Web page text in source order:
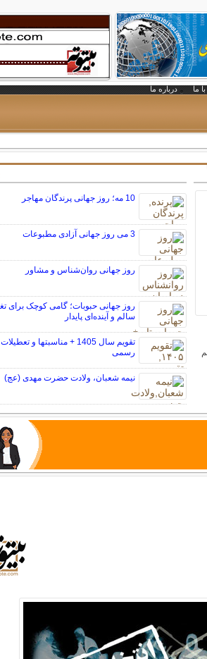
ما درباره ما
10 مه؛ روز جهانی پرندگان مهاجر
3 می روز جهانی آزادی مطبوعات
روز جهانی روان‌شناس و مشاور
روز جهانی حبوبات؛ گامی کوچک برای
سالم و آینده‌ای پایدار
تقویم سال 1405 + مناسبتها و تعطیلات
رسمی
نیمه شعبان، ولادت حضرت مهدی (عج)